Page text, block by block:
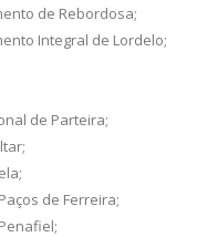
de Rebordosa;
Integral de Lordelo;
de Parteira;
de Ferreira;